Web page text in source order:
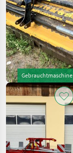
Gebrauchtmaschine